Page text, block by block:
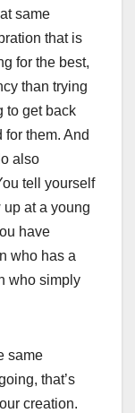
same
that is
for the best,
than trying
to get back
them. And
also
tell yourself
at a young
have
who has a
who simply
same
that’s
creation.